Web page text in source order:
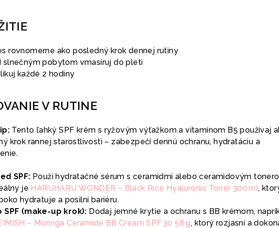
rovnomerne ako posledný krok dennej rutiny
slnečným pobytom vmasíruj do pleti
každé 2 hodiny
V RUTINE
Tento ľahký SPF krém s ryžovým výťažkom a vitamínom B5 používaj
krok rannej starostlivosti – zabezpečí dennú ochranu, hydratáciu a
SPF: Použi hydratačné sérum s ceramidmi alebo ceramidovým
je HARUHARU WONDER – Black Rice Hyaluronic Toner 300 ml,
hydratuje a posilní bariéru.
SPF (make‑up krok): Dodaj jemné krytie a ochranu s BB krémom,
– Moringa Ceramide BB Cream SPF 30 58 g, ktorý rozjasní a